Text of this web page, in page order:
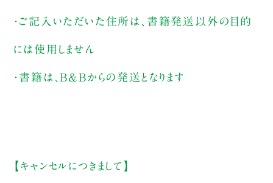
・ご記入いただいた住所は、書籍発送以外の目的
には使用しません
・書籍は、B&Bからの発送となります
【キャンセルにつきまして】